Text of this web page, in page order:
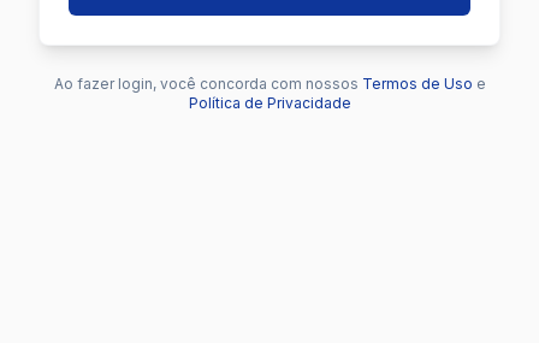
Ao fazer login, você concorda com nossos Termos de Uso e
Política de Privacidade